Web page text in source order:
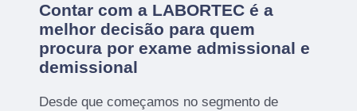
Contar com a LABORTEC é a
melhor decisão para quem
procura por exame admissional e
demissional
Desde que começamos no segmento de